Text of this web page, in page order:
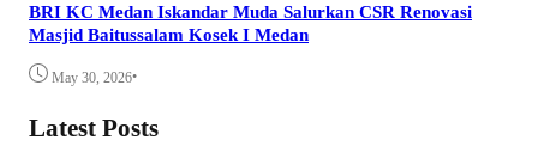
BRI KC Medan Iskandar Muda Salurkan CSR Renovasi
Masjid Baitussalam Kosek I Medan
May 30, 2026•
Latest Posts